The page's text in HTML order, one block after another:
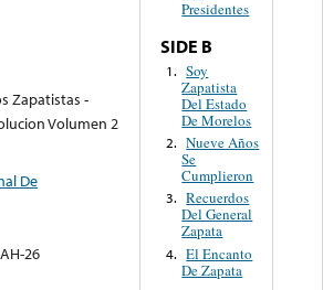
Zapatistas -
Volumen 2
De
26
Presidentes
SIDE B
1. Soy
Zapatista
Del Estado
De Morelos
2. Nueve Años
Se
Cumplieron
3. Recuerdos
Del General
Zapata
4. El Encanto
De Zapata